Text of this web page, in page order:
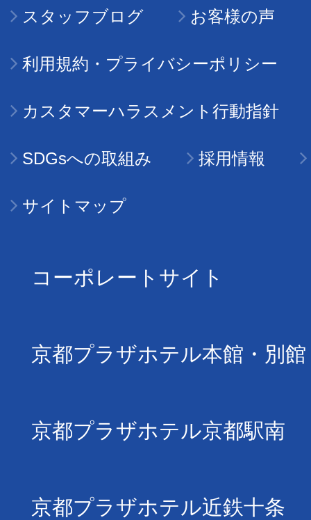
スタッフブログ お客様の声
利用規約・プライバシーポリシー
カスタマーハラスメント行動指針
SDGsへの取組み 採用情報
サイトマップ
コーポレートサイト
京都プラザホテル本館・別館
京都プラザホテル京都駅南
京都プラザホテル近鉄十条